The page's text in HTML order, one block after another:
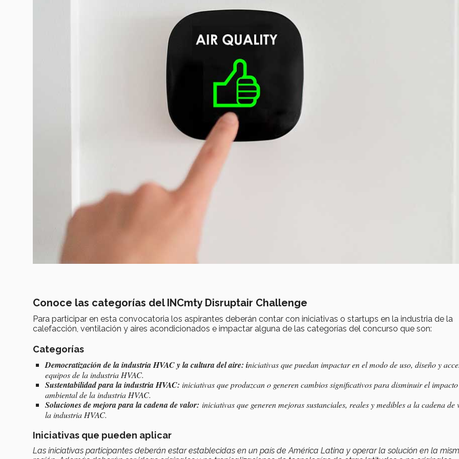
Conoce las categorías del INCmty Disruptair Challenge
Para participar en esta convocatoria los aspirantes deberán contar con iniciativas o startups en la industria de la
calefacción, ventilación y aires acondicionados e impactar alguna de las categorías del concurso que son:
Categorías
Democratización de la industria HVAC y la cultura del aire: iniciativas que puedan impactar en el modo de uso, diseño y
equipos de la industria HVAC.
Sustentabilidad para la industria HVAC: iniciativas que produzcan o generen cambios significativos para disminuir el impacto
ambiental de la industria HVAC.
Soluciones de mejora para la cadena de valor: iniciativas que generen mejoras sustanciales, reales y medibles a la cadena de
la industria HVAC.
Iniciativas que pueden aplicar
Las iniciativas participantes deberán estar establecidas en un país de América Latina y operar la solución en la